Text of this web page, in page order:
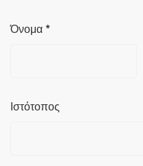
Όνομα *
Ιστότοπος